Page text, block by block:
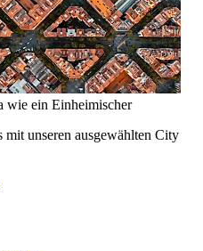
wie ein Einheimischer
mit unseren ausgewählten City